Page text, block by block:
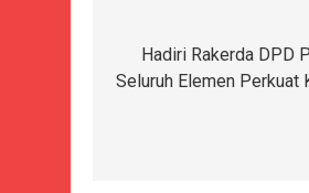
posHadiri Rakerda DPD
Seluruh Elemen Perkuat